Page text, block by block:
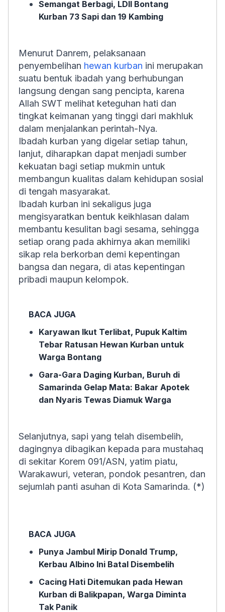
Semangat Berbagi, LDII Bontang
Kurban 73 Sapi dan 19 Kambing
Menurut Danrem, pelaksanaan
penyembelihan hewan kurban ini merupakan
suatu bentuk ibadah yang berhubungan
langsung dengan sang pencipta, karena
Allah SWT melihat keteguhan hati dan
tingkat keimanan yang tinggi dari makhluk
dalam menjalankan perintah-Nya.
Ibadah kurban yang digelar setiap tahun,
lanjut, diharapkan dapat menjadi sumber
kekuatan bagi setiap mukmin untuk
membangun kualitas dalam kehidupan sosial
di tengah masyarakat.
Ibadah kurban ini sekaligus juga
mengisyaratkan bentuk keikhlasan dalam
membantu kesulitan bagi sesama, sehingga
setiap orang pada akhirnya akan memiliki
sikap rela berkorban demi kepentingan
bangsa dan negara, di atas kepentingan
pribadi maupun kelompok.
BACA JUGA
Karyawan Ikut Terlibat, Pupuk Kaltim
Tebar Ratusan Hewan Kurban untuk
Warga Bontang
Gara-Gara Daging Kurban, Buruh di
Samarinda Gelap Mata: Bakar Apotek
dan Nyaris Tewas Diamuk Warga
Selanjutnya, sapi yang telah disembelih,
dagingnya dibagikan kepada para mustahaq
di sekitar Korem 091/ASN, yatim piatu,
Warakawuri, veteran, pondok pesantren, dan
sejumlah panti asuhan di Kota Samarinda. (*)
BACA JUGA
Punya Jambul Mirip Donald Trump,
Kerbau Albino Ini Batal Disembelih
Cacing Hati Ditemukan pada Hewan
Kurban di Balikpapan, Warga Diminta
Tak Panik